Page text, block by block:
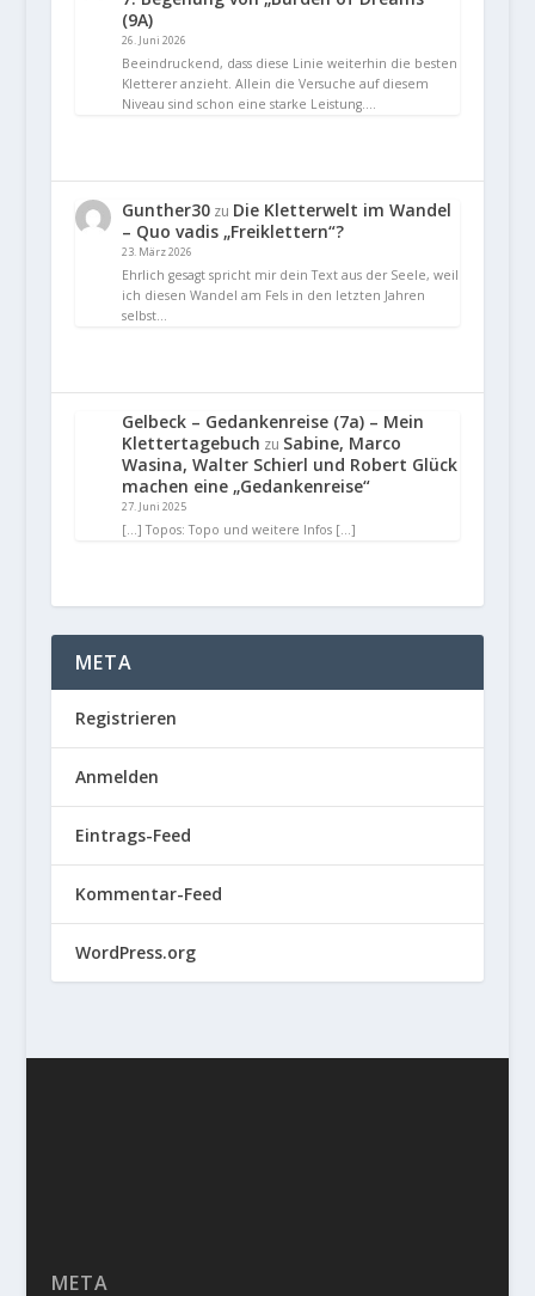
(9A)
26. Juni 2026
Beeindruckend, dass diese Linie weiterhin die besten
Kletterer anzieht. Allein die Versuche auf diesem
Niveau sind schon eine starke Leistung.…
Gunther30zu Die Kletterwelt im Wandel
– Quo vadis „Freiklettern“?
23. März 2026
Ehrlich gesagt spricht mir dein Text aus der Seele, weil
ich diesen Wandel am Fels in den letzten Jahren
selbst…
Gelbeck – Gedankenreise (7a) – Mein
Klettertagebuch zu Sabine, Marco
Wasina, Walter Schierl und Robert Glück
machen eine „Gedankenreise“
27. Juni 2025
[…] Topos: Topo und weitere Infos […]
META
Registrieren
Anmelden
Eintrags-Feed
Kommentar-Feed
WordPress.org
META